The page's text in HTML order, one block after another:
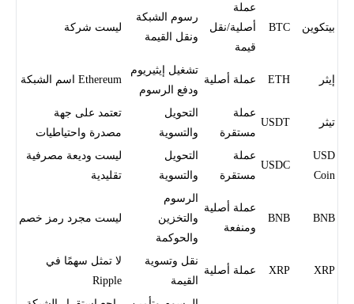
بيتكوين BTC
عملة
أصلية/نقل
قيمة
رسوم الشبكة
ونقل القيمة
ليست شركة
إيثر ETH عملة أصلية
تشغيل إيثيريوم
ودفع الرسوم
Ethereum اسم الشبكة
تيثر USDT
عملة
مستقرة
التحويل
والتسوية
تعتمد على جهة
مصدرة واحتياطيات
USD
Coin
USDC
عملة
مستقرة
التحويل
والتسوية
ليست وديعة مصرفية
تقليدية
BNB
BNB
عملة أصلية
ومنفعة
الرسوم
والتخزين
والحوكمة
ليست مجرد رمز خصم
XRP
XRP عملة أصلية
نقل وتسوية
القيمة
لا تمثل سهمًا في
Ripple